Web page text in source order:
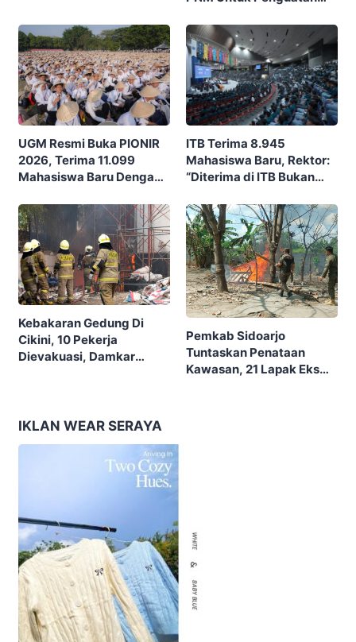
Nusantara
UGM Resmi Buka PIONIR
2026, Terima 11.099
Mahasiswa Baru Dengan
Membangun Bangsa”
ITB Terima 8.945
Mahasiswa Baru, Rektor:
“Diterima di ITB Bukan
Kebakaran Gedung Di
Cikini, 10 Pekerja
Dievakuasi, Damkar
Pemkab Sidoarjo
Tuntaskan Penataan
Kawasan, 21 Lapak Eks
IKLAN WEAR SERAYA